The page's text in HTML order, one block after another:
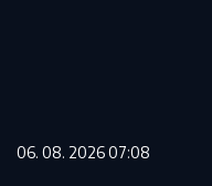
06. 08. 2026 07:08